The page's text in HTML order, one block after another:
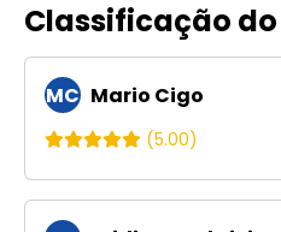
Classificação
MC Mario Cigo
(5.00)